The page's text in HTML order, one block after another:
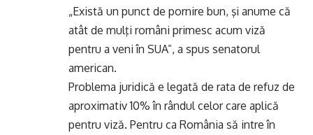
„Există un punct de pornire bun, şi anume că
atât de mulţi români primesc acum viză
pentru a veni în SUA”, a spus senatorul
american.
Problema juridică e legată de rata de refuz de
aproximativ 10% în rândul celor care aplică
pentru viză. Pentru ca România să intre în